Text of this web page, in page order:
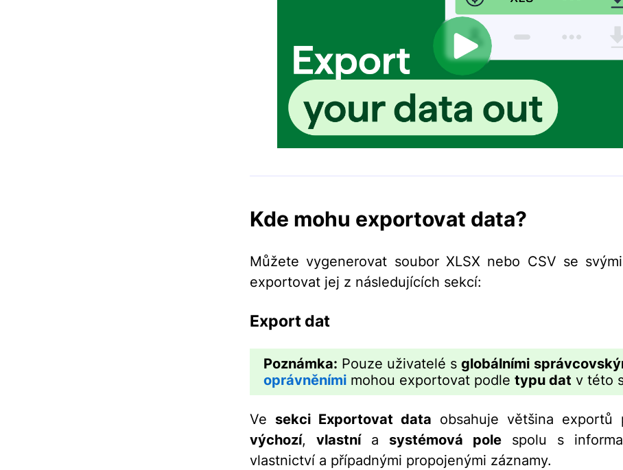
Kde mohu exportovat data?
Můžete vygenerovat soubor XLSX nebo CSV se
exportovat jej z následujících sekcí:
Export dat
Poznámka: Pouze uživatelé s globálními
oprávněními mohou exportovat podle typu dat v této
Ve sekci Exportovat data obsahuje většina exportů
výchozí, vlastnía systémová pole spolu s
vlastnictví a případnými propojenými záznamy.